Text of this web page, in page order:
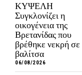
ΚΥΨΕΛΗ
Συγκλονίζει η
οικογένεια της
Βρετανίδας που
βρέθηκε νεκρή σε
βαλίτσα
06/08/2026